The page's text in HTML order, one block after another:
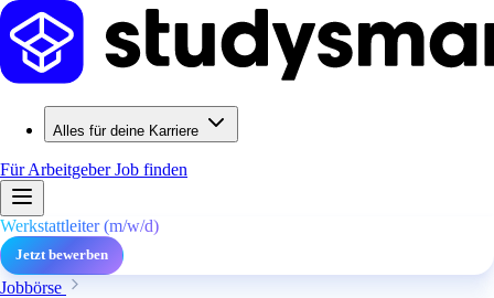
Alles für deine Karriere
Für ArbeitgeberJob finden
Werkstattleiter (m/w/d)
Jetzt bewerben
Jobbörse